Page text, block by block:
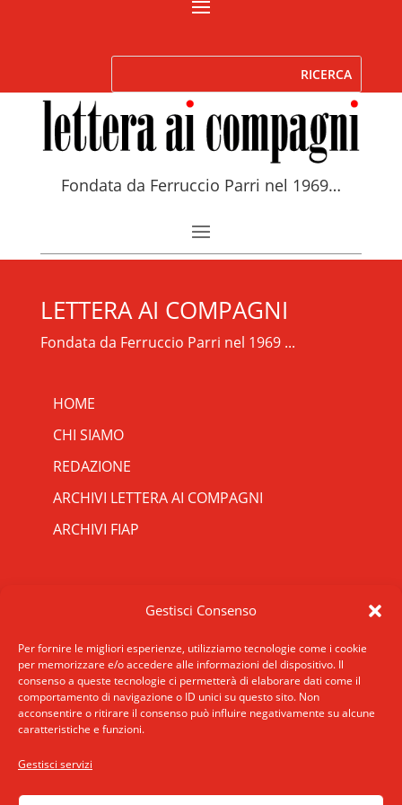
Gestisci Consenso
Per fornire le migliori esperienze, utilizziamo tecnologie come i cookie
per memorizzare e/o accedere alle informazioni del dispositivo. Il
consenso a queste tecnologie ci permetterà di elaborare dati come il
comportamento di navigazione o ID unici su questo sito. Non
acconsentire o ritirare il consenso può influire negativamente su alcune
caratteristiche e funzioni.
Gestisci servizi
Fondata da Ferruccio Parri nel 1969…
LETTERA AI COMPAGNI
Fondata da Ferruccio Parri nel 1969 ...
HOME
CHI SIAMO
REDAZIONE
ARCHIVI LETTERA AI COMPAGNI
ARCHIVI FIAP
INDIRIZZO
ROMA: Via San Francesco di Sales 5, 00165
Roma
MILANO: Via E. De Amicis 17, 20123 Milano
accessibilita
+A
Alto Contrasto
Modalità Scura
Disattiva Immagini
Evidenzia Link
Modalità Lettura